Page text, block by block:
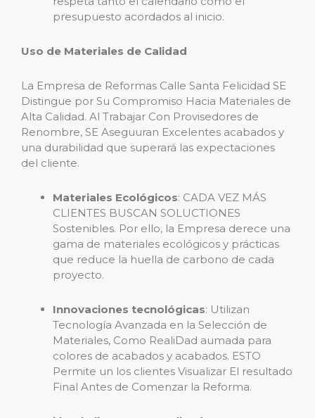
presupuesto acordados al inicio.
Uso de Materiales de Calidad
La Empresa de Reformas Calle Santa Felicidad SE
Distingue por Su Compromiso Hacia Materiales de
Alta Calidad. Al Trabajar Con Provisedores de
Renombre, SE Aseguuran Excelentes acabados y
una durabilidad que superará las expectaciones
del cliente.
Materiales Ecológicos: CADA VEZ MÁS
CLIENTES BUSCAN SOLUCTIONES
Sostenibles. Por ello, la Empresa derece una
gama de materiales ecológicos y prácticas
que reduce la huella de carbono de cada
proyecto.
Innovaciones tecnológicas: Utilizan
Tecnología Avanzada en la Selección de
Materiales, Como RealiDad aumada para
colores de acabados y acabados. ESTO
Permite un los clientes Visualizar El resultado
Final Antes de Comenzar la Reforma.